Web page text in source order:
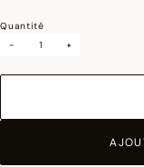
Quantité
-
+